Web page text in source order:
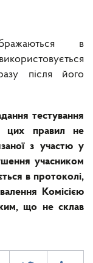
в
після його
тестування
цих правил не
з участю у
учасником
в протоколі,
Комісією
що не склав